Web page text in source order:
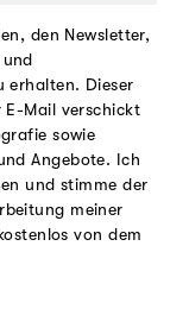
den Newsletter,
erhalten. Dieser
E-Mail verschickt
sowie
Angebote. Ich
und stimme der
meiner
von dem